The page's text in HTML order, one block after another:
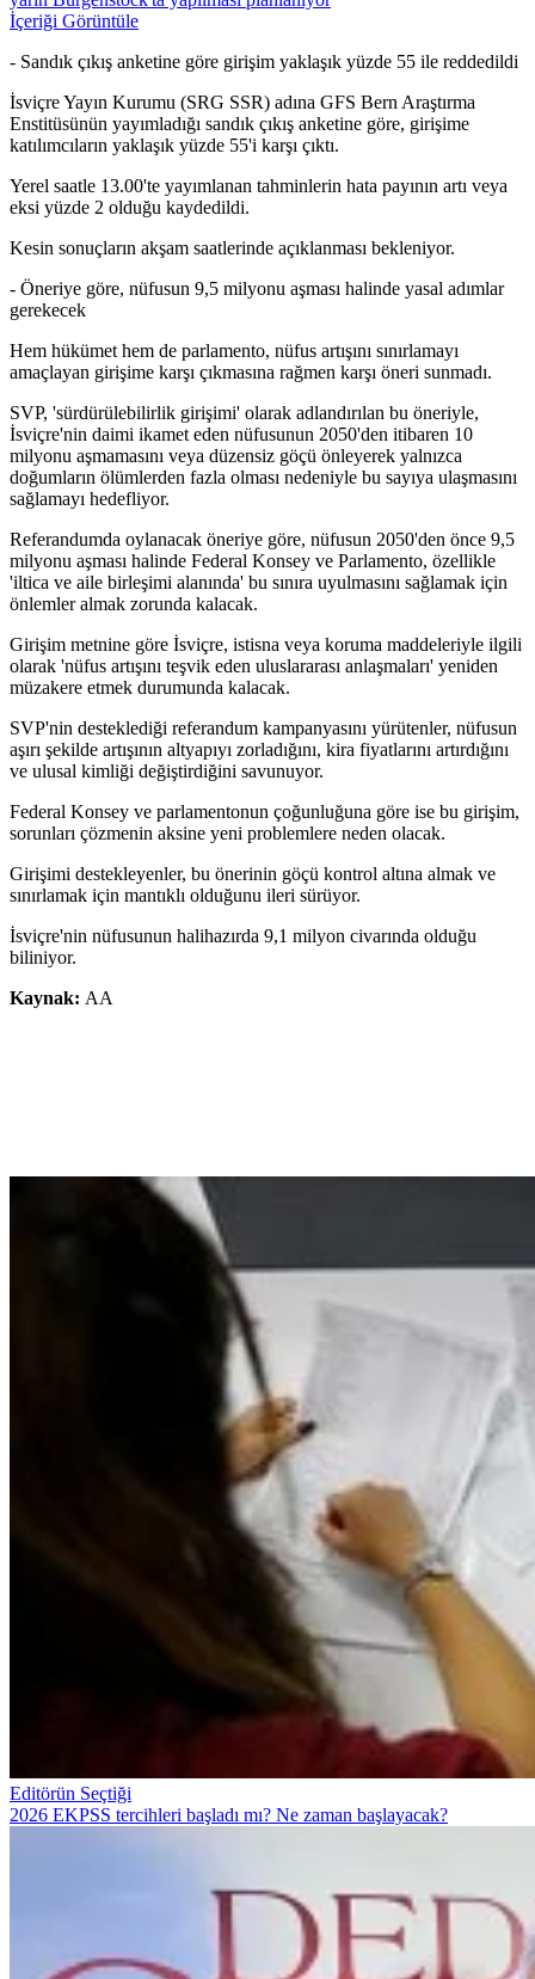
İçeriği Görüntüle
- Sandık çıkış anketine göre girişim yaklaşık yüzde 55 ile reddedildi
İsviçre Yayın Kurumu (SRG SSR) adına GFS Bern Araştırma
Enstitüsünün yayımladığı sandık çıkış anketine göre, girişime
katılımcıların yaklaşık yüzde 55'i karşı çıktı.
Yerel saatle 13.00'te yayımlanan tahminlerin hata payının artı veya
eksi yüzde 2 olduğu kaydedildi.
Kesin sonuçların akşam saatlerinde açıklanması bekleniyor.
- Öneriye göre, nüfusun 9,5 milyonu aşması halinde yasal adımlar
gerekecek
Hem hükümet hem de parlamento, nüfus artışını sınırlamayı
amaçlayan girişime karşı çıkmasına rağmen karşı öneri sunmadı.
SVP, 'sürdürülebilirlik girişimi' olarak adlandırılan bu öneriyle,
İsviçre'nin daimi ikamet eden nüfusunun 2050'den itibaren 10
milyonu aşmamasını veya düzensiz göçü önleyerek yalnızca
doğumların ölümlerden fazla olması nedeniyle bu sayıya ulaşmasını
sağlamayı hedefliyor.
Referandumda oylanacak öneriye göre, nüfusun 2050'den önce 9,5
milyonu aşması halinde Federal Konsey ve Parlamento, özellikle
'iltica ve aile birleşimi alanında' bu sınıra uyulmasını sağlamak için
önlemler almak zorunda kalacak.
Girişim metnine göre İsviçre, istisna veya koruma maddeleriyle ilgili
olarak 'nüfus artışını teşvik eden uluslararası anlaşmaları' yeniden
müzakere etmek durumunda kalacak.
SVP'nin desteklediği referandum kampanyasını yürütenler, nüfusun
aşırı şekilde artışının altyapıyı zorladığını, kira fiyatlarını artırdığını
ve ulusal kimliği değiştirdiğini savunuyor.
Federal Konsey ve parlamentonun çoğunluğuna göre ise bu girişim,
sorunları çözmenin aksine yeni problemlere neden olacak.
Girişimi destekleyenler, bu önerinin göçü kontrol altına almak ve
sınırlamak için mantıklı olduğunu ileri sürüyor.
İsviçre'nin nüfusunun halihazırda 9,1 milyon civarında olduğu
biliniyor.
Kaynak: AA
Editörün Seçtiği
2026 EKPSS tercihleri başladı mı? Ne zaman başlayacak?